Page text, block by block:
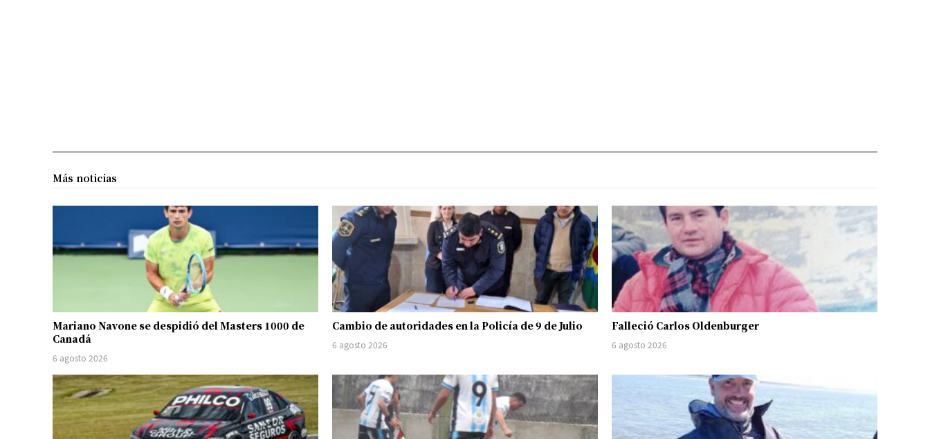
Más noticias
Mariano Navone se despidió del Masters 1000 de
Canadá
6 agosto 2026
Cambio de autoridades en la Policía de 9 de Julio
6 agosto 2026
Falleció Carlos Oldenburger
6 agosto 2026